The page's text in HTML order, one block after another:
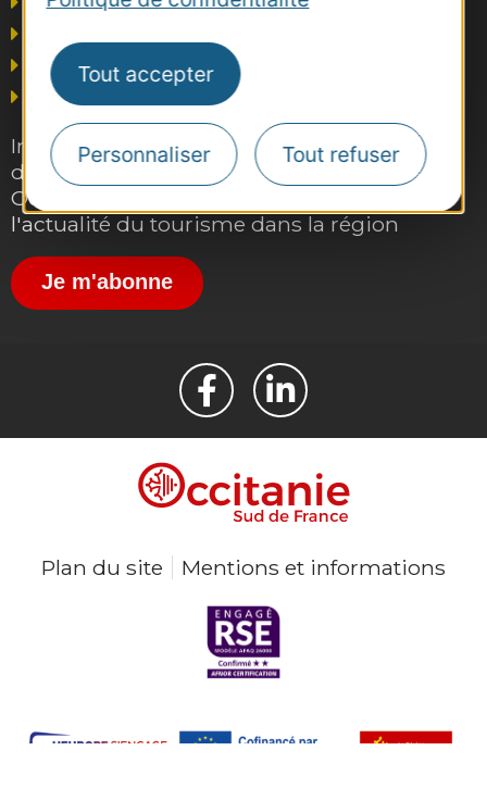
Tout accepter
Personnaliser Tout refuser
Thermalisme
Grand public
Inscrivez-vous gratuitement à la lettre
d'information pro de la destination
Occitanie pour suivre nos actions et
l'actualité du tourisme dans la région
Je m'abonne
Plan du site Mentions et informations